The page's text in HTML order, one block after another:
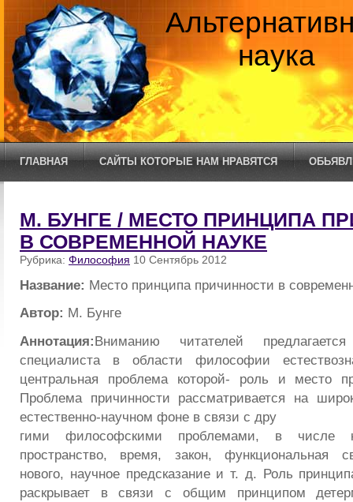
наука
ГЛАВНАЯ САЙТЫ КОТОРЫЕ НАМ НРАВЯТСЯ
М. БУНГЕ / МЕСТО ПРИНЦИПА
В СОВРЕМЕННОЙ НАУКЕ
Рубрика: Философия 10 Сентябрь 2012
Название: Место принципа причинности в
Автор: М. Бунге
Аннотация:Вниманию читателей
специалиста в области философии
центральная проблема которой- роль и место
Проблема причинности рассматривается на
естественно-научном фоне в связи с дру­
гими философскими проблемами, в числе
пространство, время, закон, функциональная
нового, научное предсказание и т. д. Роль
раскрывает в связи с общим принципом